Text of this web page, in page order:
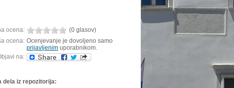
ocena:
(0 glasov)
ocena: Ocenjevanje je dovoljeno samo
prijavljenim uporabnikom.
na:
dela iz repozitorija: